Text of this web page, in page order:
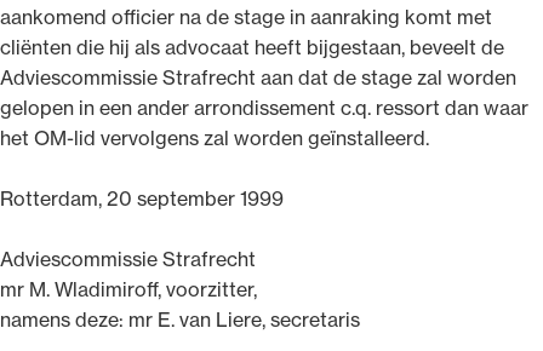
aankomend officier na de stage in aanraking komt met
cliënten die hij als advocaat heeft bijgestaan, beveelt de
Adviescommissie Strafrecht aan dat de stage zal worden
gelopen in een ander arrondissement c.q. ressort dan waar
het OM-lid vervolgens zal worden geïnstalleerd.
Rotterdam, 20 september 1999
Adviescommissie Strafrecht
mr M. Wladimiroff, voorzitter,
namens deze: mr E. van Liere, secretaris